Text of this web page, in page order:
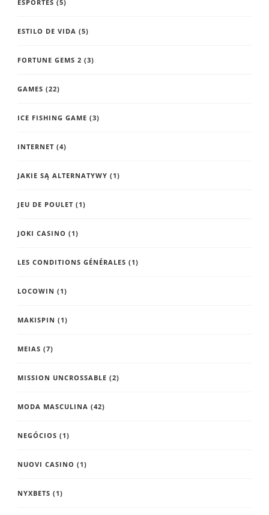
ESPORTES (5)
ESTILO DE VIDA (5)
FORTUNE GEMS 2 (3)
GAMES (22)
ICE FISHING GAME (3)
INTERNET (4)
JAKIE SĄ ALTERNATYWY (1)
JEU DE POULET (1)
JOKI CASINO (1)
LES CONDITIONS GÉNÉRALES (1)
LOCOWIN (1)
MAKISPIN (1)
MEIAS (7)
MISSION UNCROSSABLE (2)
MODA MASCULINA (42)
NEGÓCIOS (1)
NUOVI CASINO (1)
NYXBETS (1)